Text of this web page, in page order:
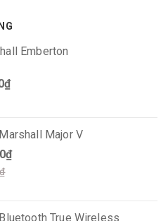
Emberton
Major V
True Wireless